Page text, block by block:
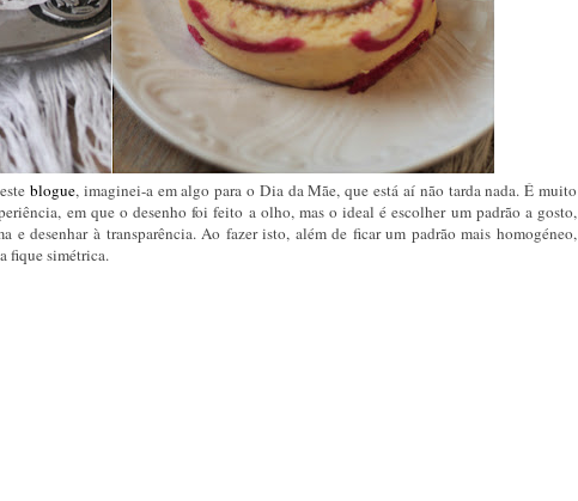
blogue, imaginei-a em algo para o Dia da Mãe, que está aí não tarda nada. É muito
em que o desenho foi feito a olho, mas o ideal é escolher um padrão a gosto,
desenhar à transparência. Ao fazer isto, além de ficar um padrão mais homogéneo,
fique simétrica.